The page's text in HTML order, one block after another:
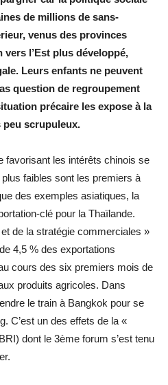
de millions de sans-
venus des provinces
vers l’Est plus développé,
Leurs enfants ne peuvent
question de regroupement
précaire les expose à la
scrupuleux.
favorisant les intérêts chinois se
faibles sont les premiers à
des exemples asiatiques, la
clé pour la Thaïlande.
de la stratégie commerciales »
4,5 % des exportations
cours des six premiers mois de
produits agricoles. Dans
le train à Bangkok pour se
C’est un des effets de la «
dont le 3ème forum s’est tenu